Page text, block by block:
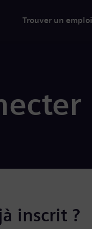
Trouver un emploi
inscrit ?